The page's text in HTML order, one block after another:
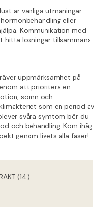
är vanliga utmaningar
eller
Kommunikation med
hitta lösningar tillsammans.
uppmärksamhet på
att prioritera en
sömn och
som en period av
svåra symtom bör du
och behandling. Kom ihåg:
genom livets alla faser!